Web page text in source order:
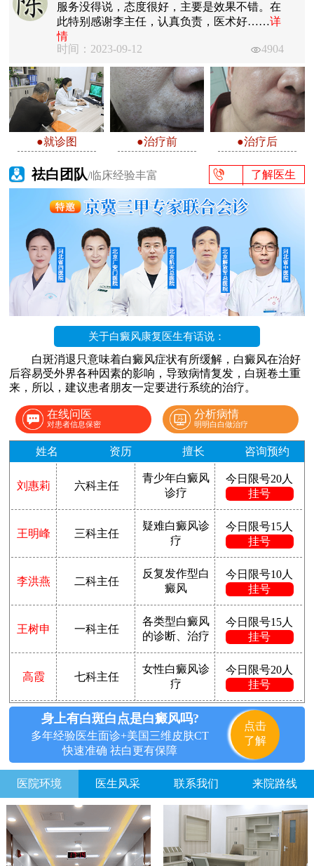
服务没得说，态度很好，主要是效果不错。在
此特别感谢李主任，认真负责，医术好……详
情
时间：2023-09-12
4904
●就诊图 ●治疗前 ●治疗后
祛白团队/临床经验丰富 了解医生
关于白癜风康复医生有话说：
白斑消退只意味着白癜风症状有所缓解，白癜风在治好
后容易受外界各种因素的影响，导致病情复发，白斑卷土重
来，所以，建议患者朋友一定要进行系统的治疗。
在线问医
对患者信息保密
分析病情
明明白白做治疗
姓名 资历 擅长 咨询预约
刘惠莉 六科主任
青少年白癜风
诊疗
今日限号20人
挂号
王明峰 三科主任
疑难白癜风诊
疗
今日限号15人
挂号
李洪燕 二科主任
反复发作型白
癜风
今日限号10人
挂号
王树申 一科主任
各类型白癜风
的诊断、治疗
今日限号15人
挂号
高霞 七科主任
女性白癜风诊
疗
今日限号20人
挂号
身上有白斑白点是白癜风吗?
多年经验医生面诊+美国三维皮肤CT
快速准确 祛白更有保障
点击
了解
医院环境 医生风采 联系我们 来院路线